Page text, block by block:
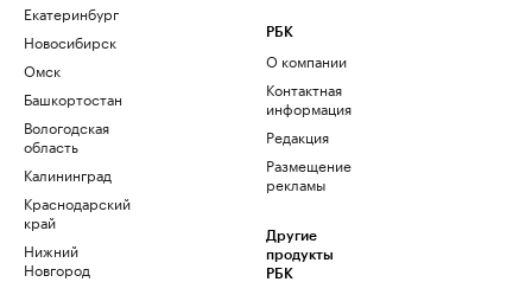
Екатеринбург
Новосибирск
Омск
Башкортостан
Вологодская
область
Калининград
Краснодарский
край
Нижний
Новгород
РБК
О компании
Контактная
информация
Редакция
Размещение
рекламы
Другие
продукты
РБК